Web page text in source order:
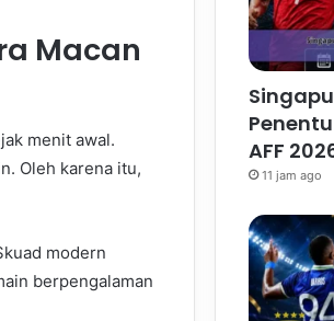
Macan
menit awal.
Oleh karena itu,
modern
berpengalaman
AFF
11 jam ago